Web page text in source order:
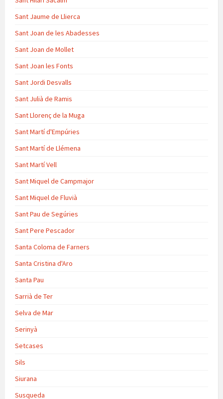
Sant Jaume de Llierca
Sant Joan de les Abadesses
Sant Joan de Mollet
Sant Joan les Fonts
Sant Jordi Desvalls
Sant Julià de Ramis
Sant Llorenç de la Muga
Sant Martí d'Empúries
Sant Martí de Llémena
Sant Martí Vell
Sant Miquel de Campmajor
Sant Miquel de Fluvià
Sant Pau de Segúries
Sant Pere Pescador
Santa Coloma de Farners
Santa Cristina d'Aro
Santa Pau
Sarrià de Ter
Selva de Mar
Serinyà
Setcases
Sils
Siurana
Susqueda